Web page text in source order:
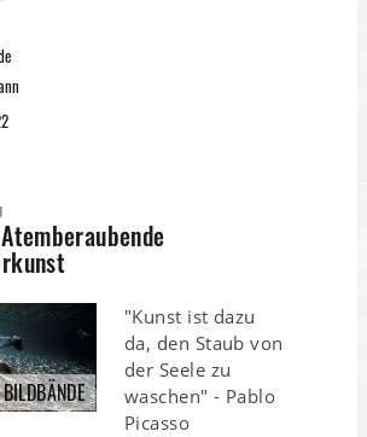
"Kunst ist dazu
da, den Staub von
der Seele zu
waschen" - Pablo
Picasso